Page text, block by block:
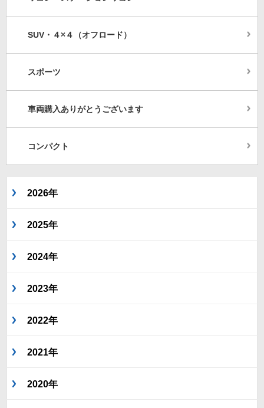
SUV・４×４（オフロード）
スポーツ
車両購入ありがとうございます
コンパクト
2026年
2025年
2024年
2023年
2022年
2021年
2020年